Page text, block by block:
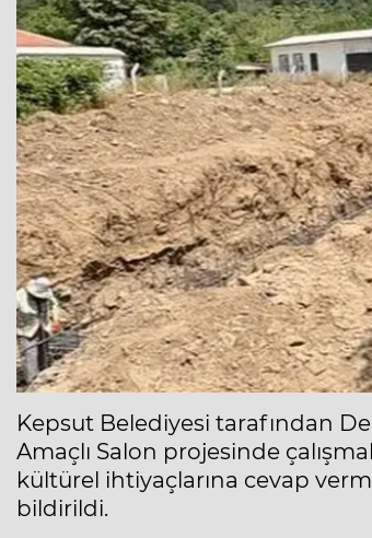
Kepsut Belediyesi tarafından
Amaçlı Salon projesinde
kültürel ihtiyaçlarına cevap
bildirildi.